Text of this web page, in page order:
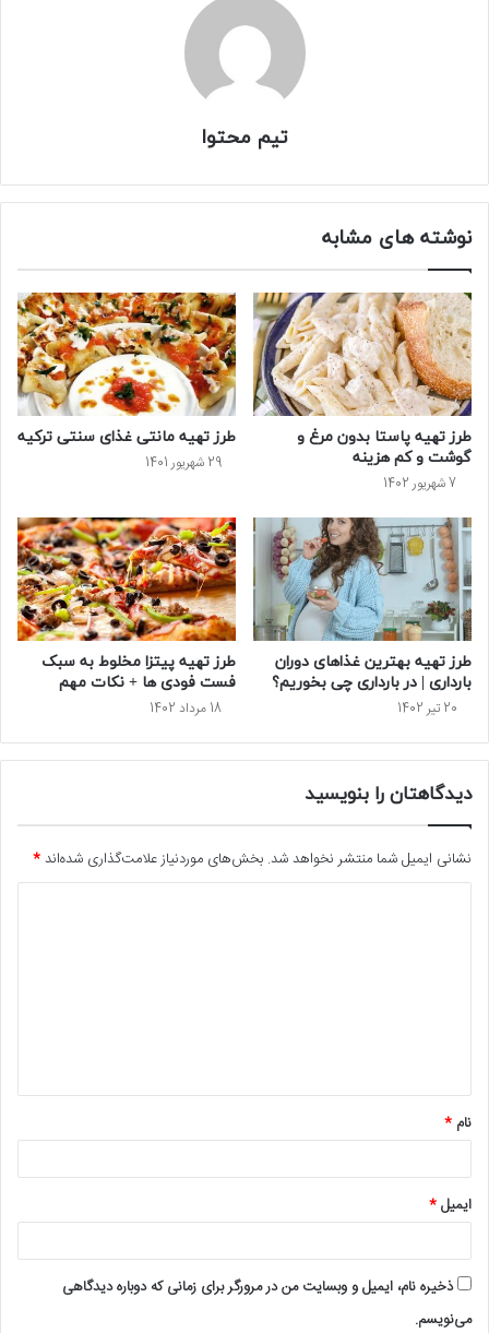
تیم محتوا
نوشته های مشابه
طرز تهیه پاستا بدون مرغ و
گوشت و کم هزینه
7 شهریور 1402
طرز تهیه مانتی غذای سنتی ترکیه
29 شهریور 1401
طرز تهیه بهترین غذاهای دوران
بارداری | در بارداری چی بخوریم؟
20 تیر 1402
طرز تهیه پیتزا مخلوط به سبک
فست فودی ها + نکات مهم
18 مرداد 1402
دیدگاهتان را بنویسید
نشانی ایمیل شما منتشر نخواهد شد. بخش‌های موردنیاز علامت‌گذاری شده‌اند*
*
نام *
ایمیل*
ذخیره نام، ایمیل و وبسایت من در مرورگر برای زمانی که دوباره دیدگاهی
می‌نویسم.